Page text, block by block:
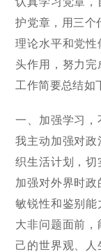
护党章，用三个
理论水平和党
头作用，努力
工作简要总结如
一、加强学习，
我主动加强对政
织生活计划，切
加强对外界时
敏锐性和鉴别能
大非问题面前，
己的世界观、